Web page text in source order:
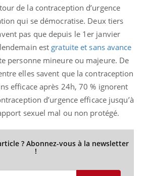
de la contraception d’urgence
qui se démocratise. Deux tiers
pas que depuis le 1er janvier
est gratuite et sans avance
personne mineure ou majeure. De
elles savent que la contraception
efficace après 24h, 70 % ignorent
d’urgence efficace jusqu’à
sexuel mal ou non protégé.
? Abonnez-vous à la newsletter
!